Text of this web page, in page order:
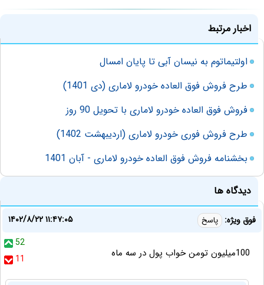
اخبار مرتبط
اولتیماتوم به نیسان آبی تا پایان امسال
طرح فروش فوق العاده خودرو لاماری (دی 1401)
فروش فوق العاده خودرو لاماری با تحویل 90 روز
طرح فروش فوری خودرو لاماری (اردیبهشت 1402)
بخشنامه فروش فوق العاده خودرو لاماری - آبان 1401
دیدگاه ها
فوق ویژه: پاسخ
۱۴۰۲/۸/۲۲ ۱۱:۴۷:۰۵
52
11
100میلیون تومن خواب پول در سه ماه